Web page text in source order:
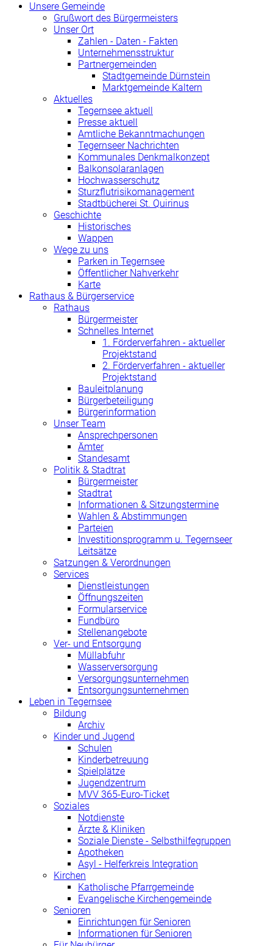
Unsere Gemeinde
Grußwort des Bürgermeisters
Unser Ort
Zahlen - Daten - Fakten
Unternehmensstruktur
Partnergemeinden
Stadtgemeinde Dürnstein
Marktgemeinde Kaltern
Aktuelles
Tegernsee aktuell
Presse aktuell
Amtliche Bekanntmachungen
Tegernseer Nachrichten
Kommunales Denkmalkonzept
Balkonsolaranlagen
Hochwasserschutz
Sturzflutrisikomanagement
Stadtbücherei St. Quirinus
Geschichte
Historisches
Wappen
Wege zu uns
Parken in Tegernsee
Öffentlicher Nahverkehr
Karte
Rathaus & Bürgerservice
Rathaus
Bürgermeister
Schnelles Internet
1. Förderverfahren - aktueller
Projektstand
2. Förderverfahren - aktueller
Projektstand
Bauleitplanung
Bürgerbeteiligung
Bürgerinformation
Unser Team
Ansprechpersonen
Ämter
Standesamt
Politik & Stadtrat
Bürgermeister
Stadtrat
Informationen & Sitzungstermine
Wahlen & Abstimmungen
Parteien
Investitionsprogramm u. Tegernseer
Leitsätze
Satzungen & Verordnungen
Services
Dienstleistungen
Öffnungszeiten
Formularservice
Fundbüro
Stellenangebote
Ver- und Entsorgung
Müllabfuhr
Wasserversorgung
Versorgungsunternehmen
Entsorgungsunternehmen
Leben in Tegernsee
Bildung
Archiv
Kinder und Jugend
Schulen
Kinderbetreuung
Spielplätze
Jugendzentrum
MVV 365-Euro-Ticket
Soziales
Notdienste
Ärzte & Kliniken
Soziale Dienste - Selbsthilfegruppen
Apotheken
Asyl - Helferkreis Integration
Kirchen
Katholische Pfarrgemeinde
Evangelische Kirchengemeinde
Senioren
Einrichtungen für Senioren
Informationen für Senioren